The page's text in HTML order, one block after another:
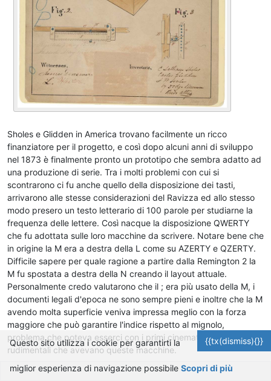
Sholes e Glidden in America trovano facilmente un ricco
finanziatore per il progetto, e così dopo alcuni anni di sviluppo
nel 1873 è finalmente pronto un prototipo che sembra adatto ad
una produzione di serie. Tra i molti problemi con cui si
scontrarono ci fu anche quello della disposizione dei tasti,
arrivarono alle stesse considerazioni del Ravizza ed allo stesso
modo presero un testo letterario di 100 parole per studiarne la
frequenza delle lettere. Così nacque la disposizione QWERTY
che fu adottata sulle loro macchine da scrivere. Notare bene che
in origine la M era a destra della L come su AZERTY e QZERTY.
Difficile sapere per quale ragione a partire dalla Remington 2 la
M fu spostata a destra della N creando il layout attuale.
Personalmente credo valutarono che il ; era più usato della M, i
documenti legali d'epoca ne sono sempre pieni e inoltre che la M
avendo molta superficie veniva impressa meglio con la forza
maggiore che può garantire l'indice rispetto al mignolo,
problema che poteva esserci con i primi cinematismi piuttosto
rudimentali che avevano queste macchine.
{{tx(dismiss){}}
Questo sito utilizza i cookie per garantirti la
miglior esperienza di navigazione possibile Scopri di più